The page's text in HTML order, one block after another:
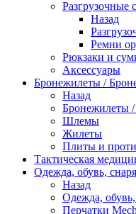
Разгрузочные
Назад
Ремни
Рюкзаки и
Аксессуары
Бронежилеты /
Назад
Бронежилеты
Шлемы
Жилеты
Плиты и
Тактическая
Одежда, обувь,
Назад
Одежда,
Перчатки